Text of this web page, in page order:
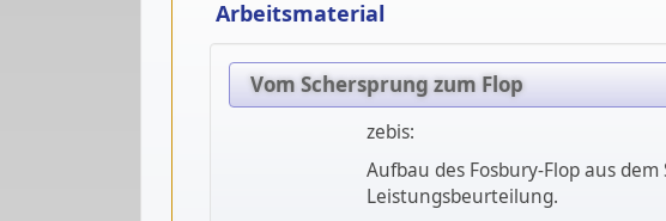
Arbeitsmaterial
Vom Schersprung zum Flop
zebis:
Aufbau des Fosbury-Flop aus
Leistungsbeurteilung.